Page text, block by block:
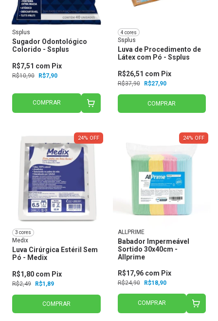
Ssplus
Sugador Odontológico
Colorido - Ssplus
R$10,90 R$7,90
R$7,51 com Pix
COMPRAR
4 cores
Ssplus
Luva de Procedimento de
Látex com Pó - Ssplus
R$37,90 R$27,90
R$26,51 com Pix
COMPRAR
24% OFF
3 cores
Medix
Luva Cirúrgica Estéril Sem
Pó - Medix
R$2,49 R$1,89
R$1,80 com Pix
COMPRAR
24% OFF
ALLPRIME
Babador Impermeável
Sortido 30x40cm -
Allprime
R$24,90 R$18,90
R$17,96 com Pix
COMPRAR